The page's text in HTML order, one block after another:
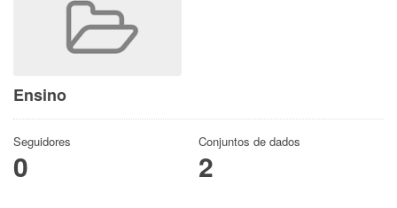
Ensino
Seguidores
0
Conjuntos de dados
2